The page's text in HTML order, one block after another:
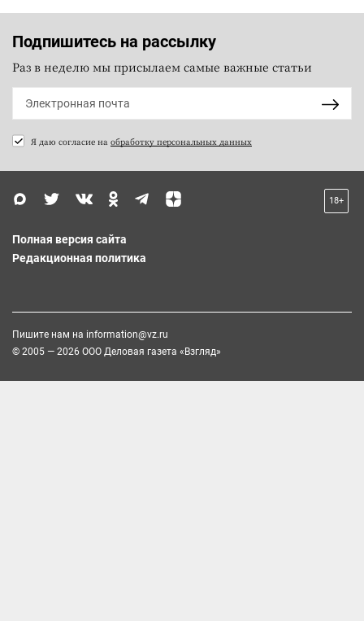
Подпишитесь на рассылку
Раз в неделю мы присылаем самые важные статьи
Я даю согласие на обработку персональных данных
18+
Полная версия сайта
Редакционная политика
Пишите нам на information@vz.ru
© 2005 — 2026 ООО Деловая газета «Взгляд»